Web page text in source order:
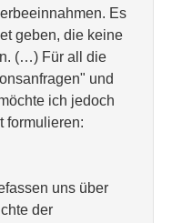
Es
geben, die keine
(…) Für all die
und
ich jedoch
formulieren:
uns über
der